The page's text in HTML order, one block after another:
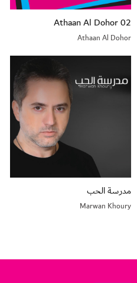
02 Athaan Al Dohor
Athaan Al Dohor
مدرسة الحب
Marwan Khoury